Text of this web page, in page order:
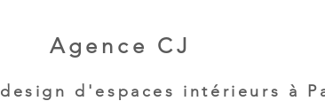
Agence CJ
design d'espaces intérieurs à